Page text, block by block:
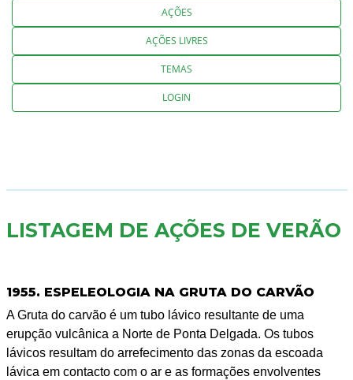
AÇÕES
AÇÕES LIVRES
TEMAS
LOGIN
LISTAGEM DE AÇÕES DE VERÃO
1955. ESPELEOLOGIA NA GRUTA DO CARVÃO
A Gruta do carvão é um tubo lávico resultante de uma
erupção vulcânica a Norte de Ponta Delgada. Os tubos
lávicos resultam do arrefecimento das zonas da escoada
lávica em contacto com o ar e as formações envolventes